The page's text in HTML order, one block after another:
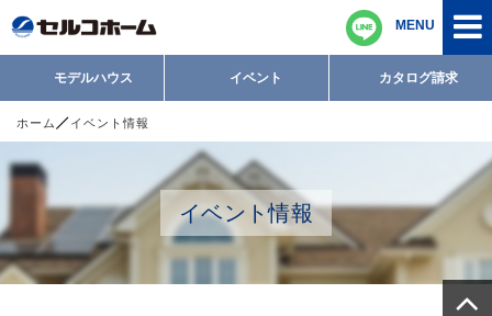
MENU
モデルハウス イベント カタログ請求
ホーム イベント情報
イベント情報